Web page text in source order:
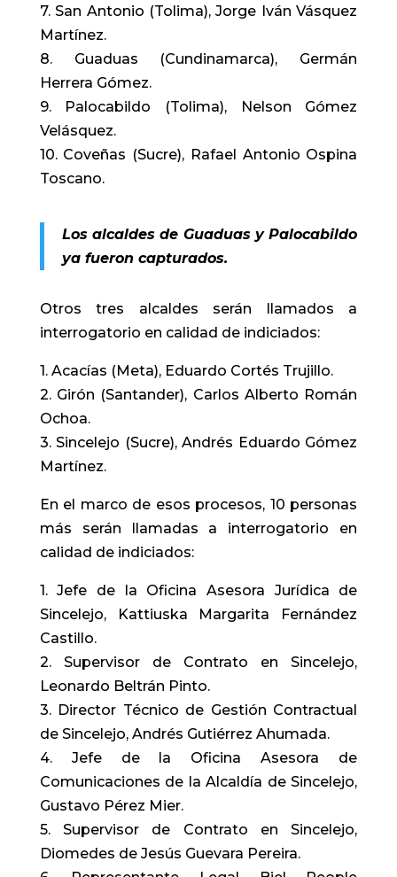
7. San Antonio (Tolima), Jorge Iván Vásquez
Martínez.
8. Guaduas (Cundinamarca), Germán
Herrera Gómez.
9. Palocabildo (Tolima), Nelson Gómez
Velásquez.
10. Coveñas (Sucre), Rafael Antonio Ospina
Toscano.
Los alcaldes de Guaduas y Palocabildo
ya fueron capturados.
Otros tres alcaldes serán llamados a
interrogatorio en calidad de indiciados:
1. Acacías (Meta), Eduardo Cortés Trujillo.
2. Girón (Santander), Carlos Alberto Román
Ochoa.
3. Sincelejo (Sucre), Andrés Eduardo Gómez
Martínez.
En el marco de esos procesos, 10 personas
más serán llamadas a interrogatorio en
calidad de indiciados:
1. Jefe de la Oficina Asesora Jurídica de
Sincelejo, Kattiuska Margarita Fernández
Castillo.
2. Supervisor de Contrato en Sincelejo,
Leonardo Beltrán Pinto.
3. Director Técnico de Gestión Contractual
de Sincelejo, Andrés Gutiérrez Ahumada.
4. Jefe de la Oficina Asesora de
Comunicaciones de la Alcaldía de Sincelejo,
Gustavo Pérez Mier.
5. Supervisor de Contrato en Sincelejo,
Diomedes de Jesús Guevara Pereira.